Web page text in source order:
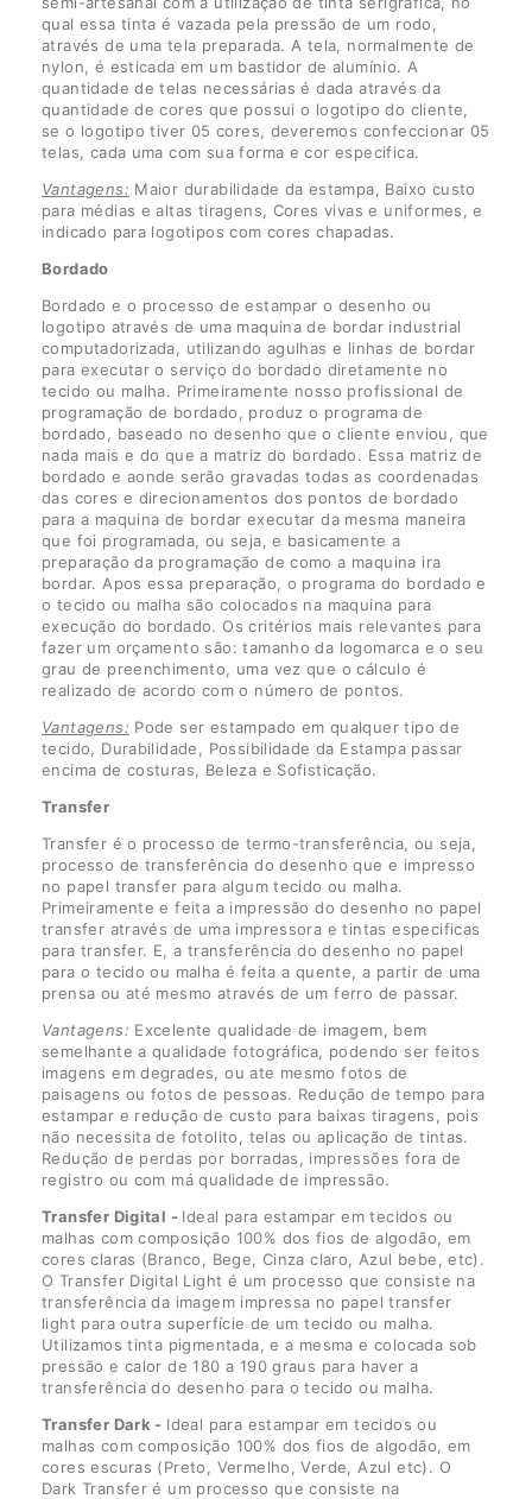
qual essa tinta é vazada pela pressão de um rodo,
através de uma tela preparada. A tela, normalmente de
nylon, é esticada em um bastidor de alumínio. A
quantidade de telas necessárias é dada através da
quantidade de cores que possui o logotipo do cliente,
se o logotipo tiver 05 cores, deveremos confeccionar 05
telas, cada uma com sua forma e cor especifica.
Vantagens: Maior durabilidade da estampa, Baixo custo
para médias e altas tiragens, Cores vivas e uniformes, e
indicado para logotipos com cores chapadas.
Bordado
Bordado e o processo de estampar o desenho ou
logotipo através de uma maquina de bordar industrial
computadorizada, utilizando agulhas e linhas de bordar
para executar o serviço do bordado diretamente no
tecido ou malha. Primeiramente nosso profissional de
programação de bordado, produz o programa de
bordado, baseado no desenho que o cliente enviou, que
nada mais e do que a matriz do bordado. Essa matriz de
bordado e aonde serão gravadas todas as coordenadas
das cores e direcionamentos dos pontos de bordado
para a maquina de bordar executar da mesma maneira
que foi programada, ou seja, e basicamente a
preparação da programação de como a maquina ira
bordar. Apos essa preparação, o programa do bordado e
o tecido ou malha são colocados na maquina para
execução do bordado. Os critérios mais relevantes para
fazer um orçamento são: tamanho da logomarca e o seu
grau de preenchimento, uma vez que o cálculo é
realizado de acordo com o número de pontos.
Vantagens: Pode ser estampado em qualquer tipo de
tecido, Durabilidade, Possibilidade da Estampa passar
encima de costuras, Beleza e Sofisticação.
Transfer
Transfer é o processo de termo-transferência, ou seja,
processo de transferência do desenho que e impresso
no papel transfer para algum tecido ou malha.
Primeiramente e feita a impressão do desenho no papel
transfer através de uma impressora e tintas especificas
para transfer. E, a transferência do desenho no papel
para o tecido ou malha é feita a quente, a partir de uma
prensa ou até mesmo através de um ferro de passar.
Vantagens: Excelente qualidade de imagem, bem
semelhante a qualidade fotográfica, podendo ser feitos
imagens em degrades, ou ate mesmo fotos de
paisagens ou fotos de pessoas. Redução de tempo para
estampar e redução de custo para baixas tiragens, pois
não necessita de fotolito, telas ou aplicação de tintas.
Redução de perdas por borradas, impressões fora de
registro ou com má qualidade de impressão.
Transfer Digital - Ideal para estampar em tecidos ou
malhas com composição 100% dos fios de algodão, em
cores claras (Branco, Bege, Cinza claro, Azul bebe, etc).
O Transfer Digital Light é um processo que consiste na
transferência da imagem impressa no papel transfer
light para outra superfície de um tecido ou malha.
Utilizamos tinta pigmentada, e a mesma e colocada sob
pressão e calor de 180 a 190 graus para haver a
transferência do desenho para o tecido ou malha.
Transfer Dark - Ideal para estampar em tecidos ou
malhas com composição 100% dos fios de algodão, em
cores escuras (Preto, Vermelho, Verde, Azul etc). O
Dark Transfer é um processo que consiste na